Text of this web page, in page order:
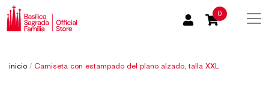
0
inicio / Camiseta con estampado del plano alzado, talla XXL